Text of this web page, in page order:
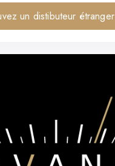
un distibuteur étranger